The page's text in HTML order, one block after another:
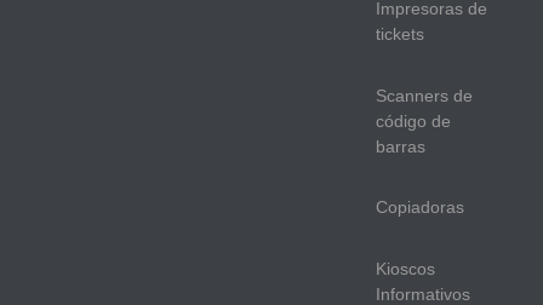
Impresoras de
tickets
Scanners de
código de
barras
Copiadoras
Kioscos
Informativos